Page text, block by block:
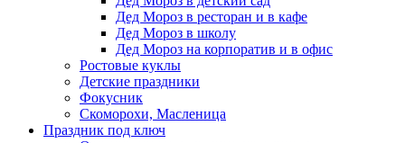
Дед Мороз в ресторан и в кафе
Дед Мороз в школу
Дед Мороз на корпоратив и в офис
Ростовые куклы
Детские праздники
Фокусник
Скоморохи, Масленица
Праздник под ключ